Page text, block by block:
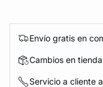
Envío gratis en
Cambios en
Servicio a cliente